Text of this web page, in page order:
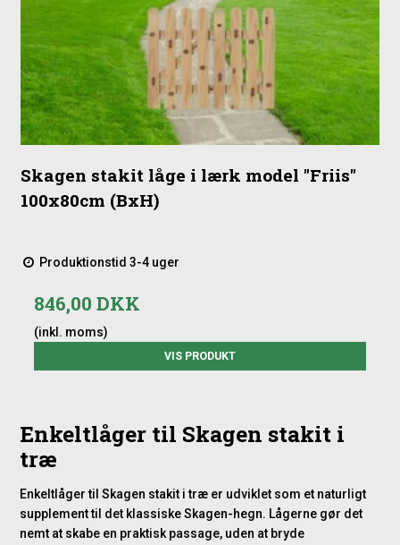
Skagen stakit låge i lærk model "Friis"
100x80cm (BxH)
Produktionstid 3-4 uger
846,00 DKK
(inkl. moms)
VIS PRODUKT
Enkeltlåger til Skagen stakit i
træ
Enkeltlåger til Skagen stakit i træ er udviklet som et naturligt
supplement til det klassiske Skagen-hegn. Lågerne gør det
nemt at skabe en praktisk passage, uden at bryde